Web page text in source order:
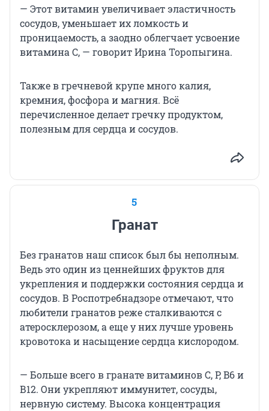
— Этот витамин увеличивает эластичность
сосудов, уменьшает их ломкость и
проницаемость, а заодно облегчает усвоение
витамина С, — говорит Ирина Торопыгина.
Также в гречневой крупе много калия,
кремния, фосфора и магния. Всё
перечисленное делает гречку продуктом,
полезным для сердца и сосудов.
5
Гранат
Без гранатов наш список был бы неполным.
Ведь это один из ценнейших фруктов для
укрепления и поддержки состояния сердца и
сосудов. В Роспотребнадзоре отмечают, что
любители гранатов реже сталкиваются с
атеросклерозом, а еще у них лучше уровень
кровотока и насыщение сердца кислородом.
— Больше всего в гранате витаминов C, Р, B6 и
В12. Они укрепляют иммунитет, сосуды,
нервную систему. Высока концентрация